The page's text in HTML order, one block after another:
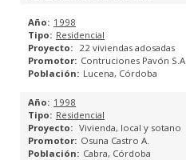
1998
Residencial
22 viviendas adosadas
Contruciones Pavón S.A.
Lucena, Córdoba
1998
Residencial
Vivienda, local y sotano
Osuna Castro A.
Cabra, Córdoba